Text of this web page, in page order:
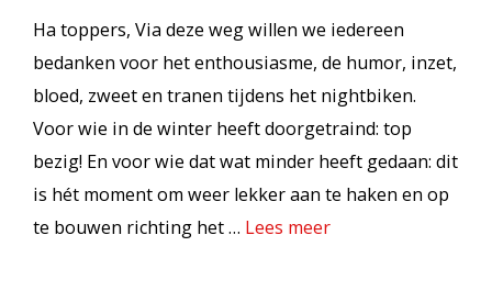
Ha toppers, Via deze weg willen we iedereen
bedanken voor het enthousiasme, de humor, inzet,
bloed, zweet en tranen tijdens het nightbiken.
Voor wie in de winter heeft doorgetraind: top
bezig! En voor wie dat wat minder heeft gedaan: dit
is hét moment om weer lekker aan te haken en op
te bouwen richting het … Lees meer